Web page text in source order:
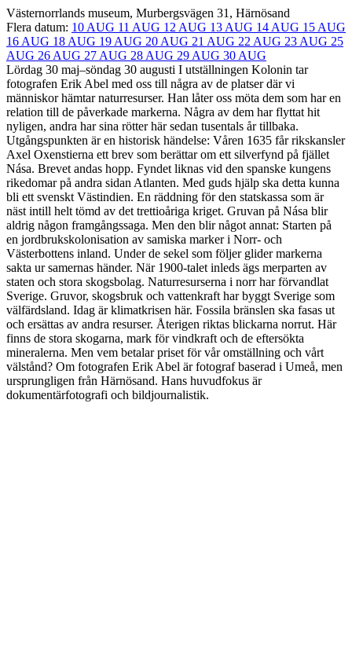
Västernorrlands museum, Murbergsvägen 31, Härnösand
Flera datum: 10 AUG 11 AUG 12 AUG 13 AUG 14 AUG 15 AUG
16 AUG 18 AUG 19 AUG 20 AUG 21 AUG 22 AUG 23 AUG 25
AUG 26 AUG 27 AUG 28 AUG 29 AUG 30 AUG
Lördag 30 maj–söndag 30 augusti I utställningen Kolonin tar
fotografen Erik Abel med oss till några av de platser där vi
människor hämtar naturresurser. Han låter oss möta dem som har en
relation till de påverkade markerna. Några av dem har flyttat hit
nyligen, andra har sina rötter här sedan tusentals år tillbaka.
Utgångspunkten är en historisk händelse: Våren 1635 får rikskansler
Axel Oxenstierna ett brev som berättar om ett silverfynd på fjället
Nása. Brevet andas hopp. Fyndet liknas vid den spanske kungens
rikedomar på andra sidan Atlanten. Med guds hjälp ska detta kunna
bli ett svenskt Västindien. En räddning för den statskassa som är
näst intill helt tömd av det trettioåriga kriget. Gruvan på Nása blir
aldrig någon framgångssaga. Men den blir något annat: Starten på
en jordbrukskolonisation av samiska marker i Norr- och
Västerbottens inland. Under de sekel som följer glider markerna
sakta ur samernas händer. När 1900-talet inleds ägs merparten av
staten och stora skogsbolag. Naturresurserna i norr har förvandlat
Sverige. Gruvor, skogsbruk och vattenkraft har byggt Sverige som
välfärdsland. Idag är klimatkrisen här. Fossila bränslen ska fasas ut
och ersättas av andra resurser. Återigen riktas blickarna norrut. Här
finns de stora skogarna, mark för vindkraft och de eftersökta
mineralerna. Men vem betalar priset för vår omställning och vårt
välstånd? Om fotografen Erik Abel är fotograf baserad i Umeå, men
ursprungligen från Härnösand. Hans huvudfokus är
dokumentärfotografi och bildjournalistik.